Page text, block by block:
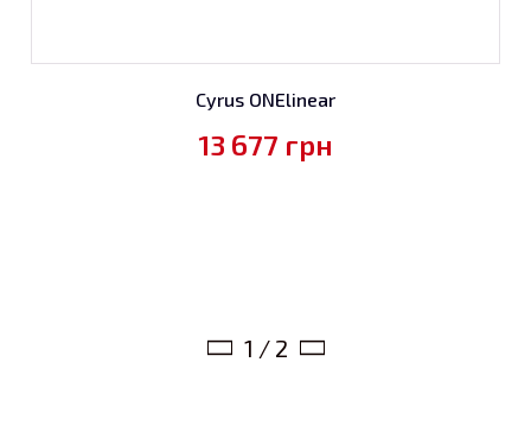
Cyrus ONElinear
13 677 грн
1 / 2